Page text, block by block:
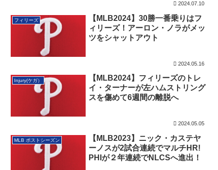
2024.07.10
フィリーズ
【MLB2024】30勝一番乗りはフ
ィリーズ！アーロン・ノラがメッ
ツをシャットアウト
2024.05.16
Injury(ケガ）
【MLB2024】フィリーズのトレ
イ・ターナーが左ハムストリング
スを傷めて6週間の離脱へ
2024.05.05
MLB ポストシーズン
【MLB2023】ニック・カステヤ
ーノスが2試合連続でマルチHR!
PHIが２年連続でNLCSへ進出！